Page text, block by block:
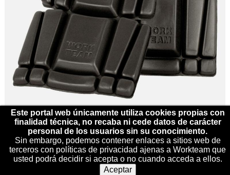
RODILLERA Protección
REF: WFA221
Este portal web únicamente utiliza cookies propias con
finalidad técnica, no recaba ni cede datos de carácter
personal de los usuarios sin su conocimiento.
Sin embargo, podemos contener enlaces a sitios web de
terceros con políticas de privacidad ajenas a Workteam que
usted podrá decidir si acepta o no cuando acceda a ellos.
Aceptar